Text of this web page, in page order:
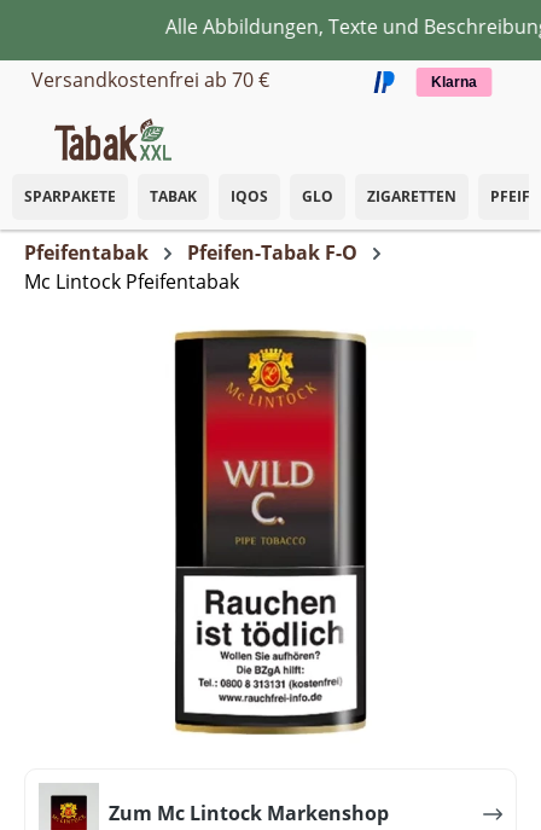
Zum Hauptinhalt springenAlle Abbildungen, Texte und
Versandkostenfrei ab 70 €
Klarna
SPARPAKETE TABAK IQOS GLO ZIGARETTEN
Pfeifentabak
Pfeifen-Tabak F-O
Mc Lintock Pfeifentabak
Zum Mc Lintock Markenshop